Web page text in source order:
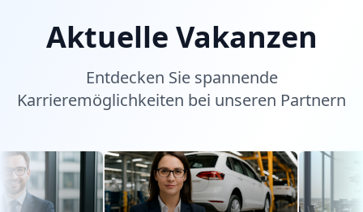
Aktuelle Vakanzen
Entdecken Sie spannende
Karrieremöglichkeiten bei unseren Partnern